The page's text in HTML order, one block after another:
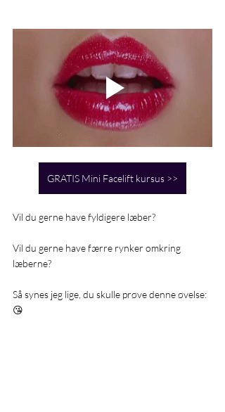
GRATIS Mini Facelift kursus >>
Vil du gerne have fyldigere læber?
Vil du gerne have færre rynker omkring
læberne?
Så synes jeg lige, du skulle prøve denne øvelse:
😘